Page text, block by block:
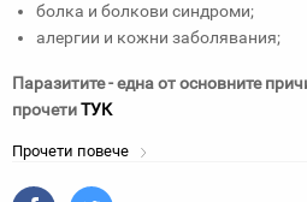
болка и болкови синдроми;
алергии и кожни заболявания;
Паразитите - една от основните
прочетиТУК
Прочети повече